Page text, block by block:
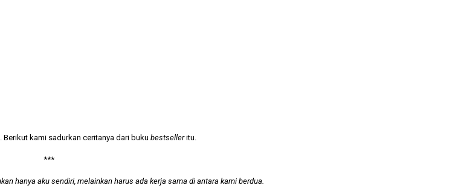
kami sadurkan ceritanya dari buku bestselleritu.
***
hanya aku sendiri, melainkan harus ada kerja sama di antara kami berdua.